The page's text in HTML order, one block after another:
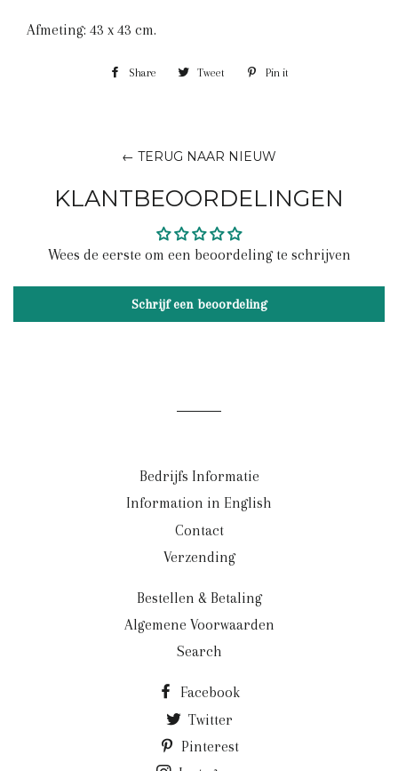
Afmeting: 43 x 43 cm.
Share Share Tweet Tweet Pin it
← TERUG NAAR NIEUW
KLANTBEOORDELINGEN
Wees de eerste om een beoordeling te schrijven
Schrijf een beoordeling
Bedrijfs Informatie
Information in English
Contact
Verzending
Bestellen & Betaling
Algemene Voorwaarden
Search
Facebook
Twitter
Pinterest